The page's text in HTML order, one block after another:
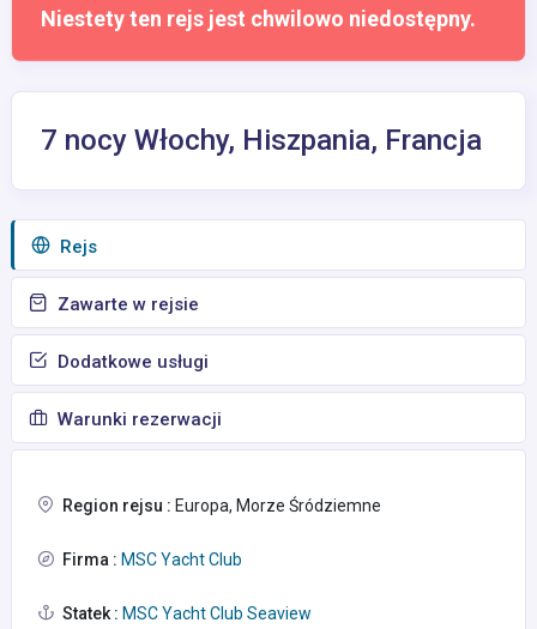
Niestety ten rejs jest chwilowo niedostępny.
7 nocy Włochy, Hiszpania, Francja
Rejs
Zawarte w rejsie
Dodatkowe usługi
Warunki rezerwacji
Region rejsu : Europa, Morze Śródziemne
Firma : MSC Yacht Club
Statek : MSC Yacht Club Seaview